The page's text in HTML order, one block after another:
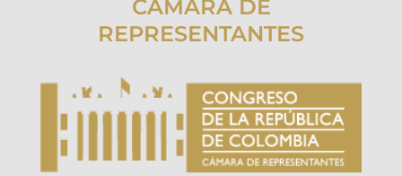
CÁMARA DE
REPRESENTANTES